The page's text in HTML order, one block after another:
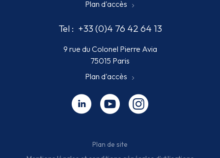
Plan d'accès
Tel : +33 (0)4 76 42 64 13
9 rue du Colonel Pierre Avia
75015 Paris
Plan d'accès
Linkedin - nouvelle fenêtre
Youtube - nouvelle fenêtre
Instagram - nouvelle
Plan de site